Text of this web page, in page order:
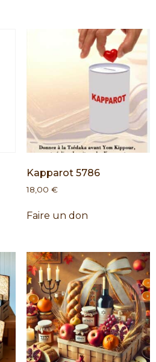
Kapparot 5786
18,00 €
Faire un don